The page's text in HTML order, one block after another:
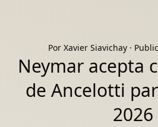
Por Xavier Siavichay·
Neymar acepta
de Ancelotti
2026